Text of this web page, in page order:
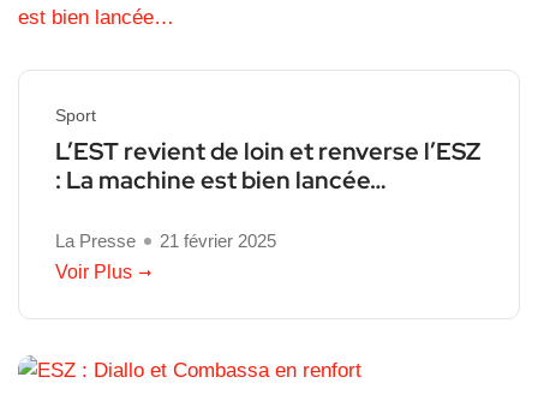
Sport
L’EST revient de loin et renverse l’ESZ
: La machine est bien lancée…
La Presse
21 février 2025
Voir Plus